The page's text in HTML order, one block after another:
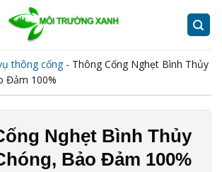
thông cống- Thông Cống Nghẹt Bình Thủy
Đảm 100%
Nghẹt Bình Thủy
Bảo Đảm 100%